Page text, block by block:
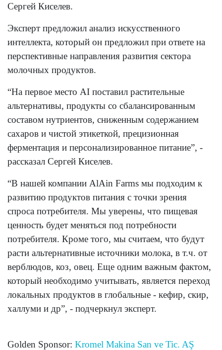
Сергей Киселев.
Эксперт предложил анализ искусственного
интеллекта, который он предложил при ответе на
перспективные направления развития сектора
молочных продуктов.
“На первое место AI поставил растительные
альтернативы, продукты со сбалансированным
составом нутриентов, сниженным содержанием
сахаров и чистой этикеткой, прецизионная
ферментация и персонализированное питание”, -
рассказал Сергей Киселев.
“В нашей компании AlAin Farms мы подходим к
развитию продуктов питания с точки зрения
спроса потребителя. Мы уверены, что пищевая
ценность будет меняться под потребности
потребителя. Кроме того, мы считаем, что будут
расти альтернативные источники молока, в т.ч. от
верблюдов, коз, овец. Еще одним важным фактом,
который необходимо учитывать, является переход
локальных продуктов в глобальные - кефир, скир,
халлуми и др”, - подчеркнул эксперт.
Golden Sponsor: Kromel Makina San ve Tic. AŞ